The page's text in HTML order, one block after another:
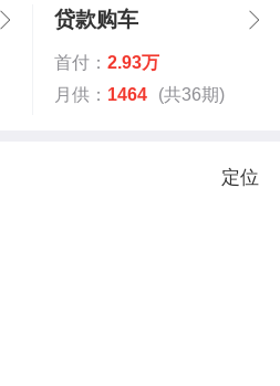
贷款购车
首付： 2.93万
月供： 1464 (共36期)
定位